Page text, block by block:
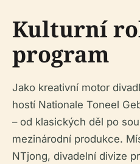
Kulturní
program
Jako kreativní motor
hostí Nationale Toneel
– od klasických děl po
mezinárodní produkce.
NTjong, divadelní divize